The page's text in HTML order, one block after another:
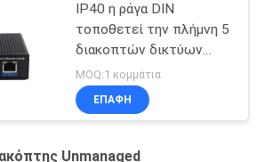
IP40 η ράγα DIN
τοποθετεί την πλήμνη 5
διακοπτών δικτύων
διεπαφή Gigabit Rj45
UTP λιμένων
MOQ:1 κομμάτια
ΕΠΑΦΉ
Unmanaged